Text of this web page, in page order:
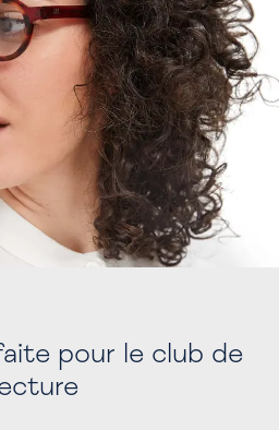
pour le club de